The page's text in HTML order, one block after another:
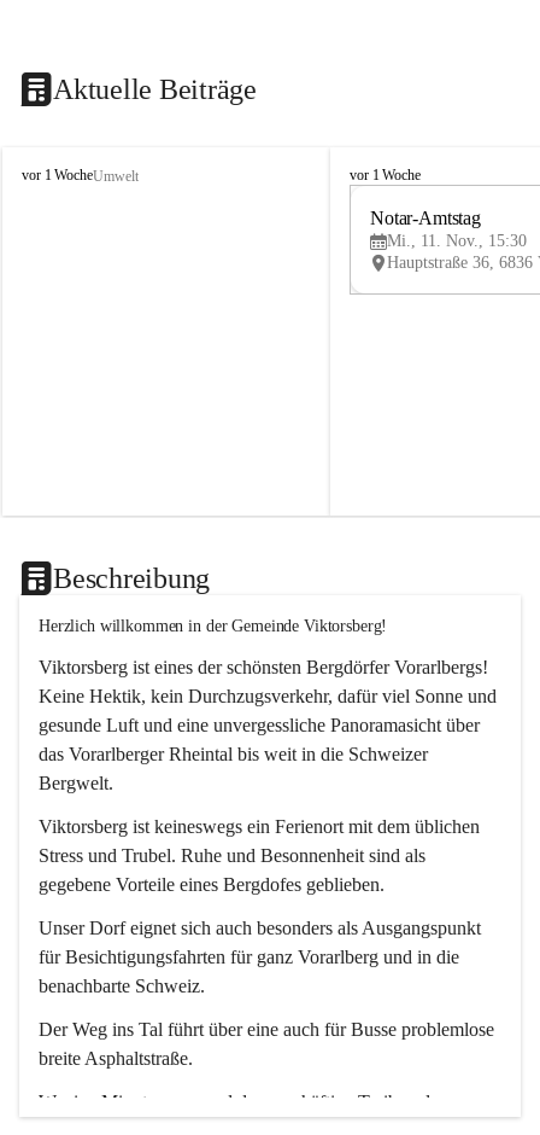
Aktuelle Beiträge
V
vor 1 WocheUmwelt
V
vor 1 Woche
Notar-Amtstag
Mi., 11. Nov., 15:30
Beschreibung
Herzlich willkommen in der Gemeinde Viktorsberg!
Viktorsberg ist eines der schönsten Bergdörfer Vorarlbergs!
Keine Hektik, kein Durchzugsverkehr, dafür viel Sonne und
gesunde Luft und eine unvergessliche Panoramasicht über
das Vorarlberger Rheintal bis weit in die Schweizer
Bergwelt.
Viktorsberg ist keineswegs ein Ferienort mit dem üblichen
Stress und Trubel. Ruhe und Besonnenheit sind als
gegebene Vorteile eines Bergdofes geblieben.
Unser Dorf eignet sich auch besonders als Ausgangspunkt
für Besichtigungsfahrten für ganz Vorarlberg und in die
benachbarte Schweiz.
Der Weg ins Tal führt über eine auch für Busse problemlose
breite Asphaltstraße.
Wenige Minuten nur, und das geschäftige Treiben der